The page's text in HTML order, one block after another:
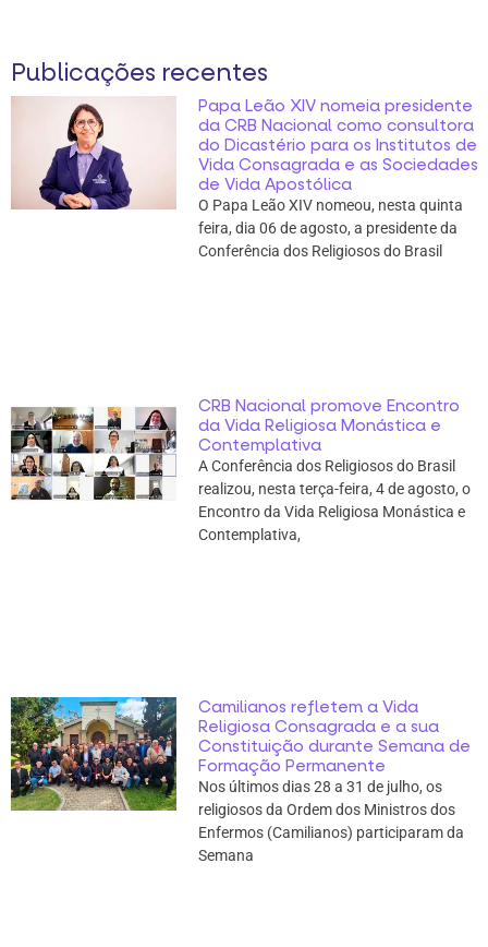
Publicações recentes
Papa Leão XIV nomeia presidente
da CRB Nacional como consultora
do Dicastério para os Institutos de
Vida Consagrada e as Sociedades
de Vida Apostólica
O Papa Leão XIV nomeou, nesta quinta
feira, dia 06 de agosto, a presidente da
Conferência dos Religiosos do Brasil
CRB Nacional promove Encontro
da Vida Religiosa Monástica e
Contemplativa
A Conferência dos Religiosos do Brasil
realizou, nesta terça-feira, 4 de agosto, o
Encontro da Vida Religiosa Monástica e
Contemplativa,
Camilianos refletem a Vida
Religiosa Consagrada e a sua
Constituição durante Semana de
Formação Permanente
Nos últimos dias 28 a 31 de julho, os
religiosos da Ordem dos Ministros dos
Enfermos (Camilianos) participaram da
Semana